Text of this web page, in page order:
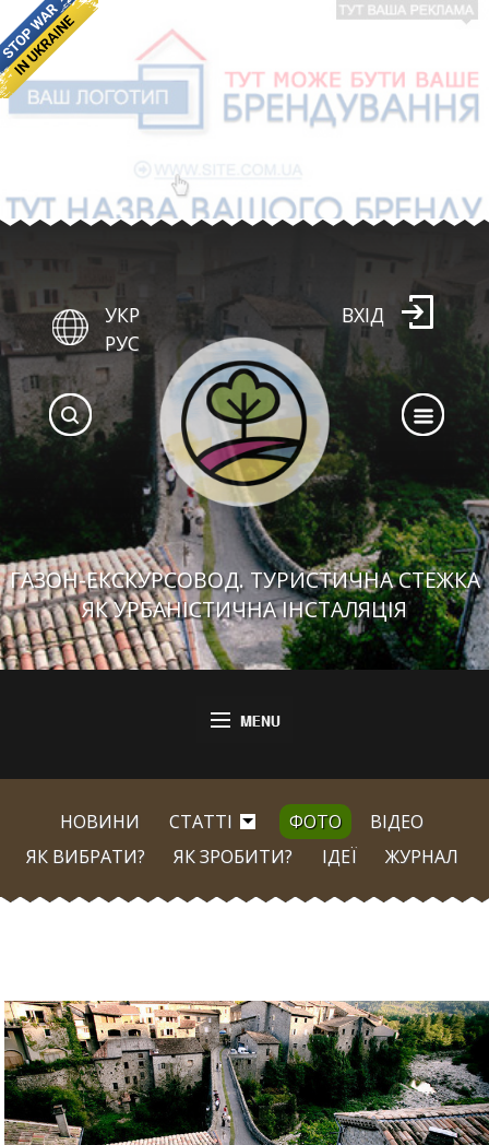
ГАЗОН-ЕКСКУРСОВОД. ТУРИСТИЧНА СТЕЖКА
ЯК УРБАНІСТИЧНА ІНСТАЛЯЦІЯ
УКР
РУС
ВХІД
НОВИНИ СТАТТІ ФОТО
ВІДЕО
ЯК ВИБРАТИ?
ЯК ЗРОБИТИ? ІДЕЇ ЖУРНАЛ